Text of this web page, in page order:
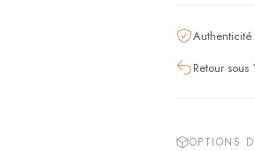
Retour sous
OPTIONS